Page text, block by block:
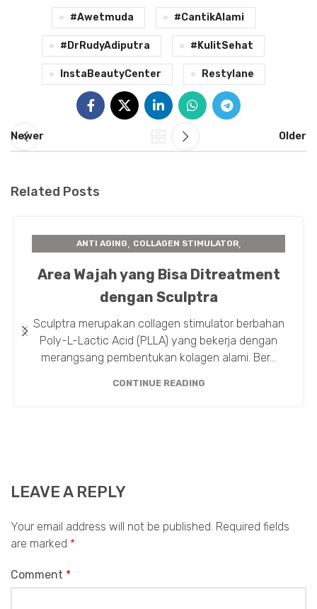
#awetmuda #CantikAlami
#DrRudyAdiputra #KulitSehat
InstaBeautyCenter Restylane
Newer Older
Related Posts
ANTI AGING, COLLAGEN STIMULATOR,
SCULPTRA
Area Wajah yang Bisa Ditreatment
dengan Sculptra
Sculptra merupakan collagen stimulator berbahan
Poly-L-Lactic Acid (PLLA) yang bekerja dengan
merangsang pembentukan kolagen alami. Ber...
CONTINUE READING
LEAVE A REPLY
Your email address will not be published. Required fields
are marked *
Comment *